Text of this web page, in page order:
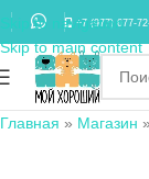
Skip to navigation
Skip to main content
+7 (977) 677-
Главная » Магазин »